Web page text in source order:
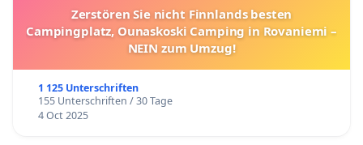
Zerstören Sie nicht Finnlands besten
Campingplatz, Ounaskoski Camping in Rovaniemi –
NEIN zum Umzug!
1 125 Unterschriften
155 Unterschriften / 30 Tage
4 Oct 2025